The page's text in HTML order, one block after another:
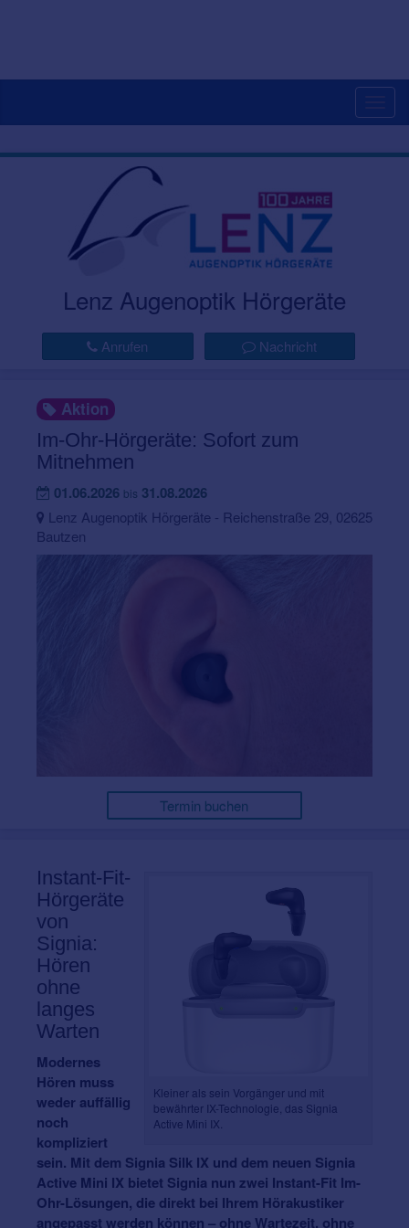
Lenz Augenoptik Hörgeräte
Anrufen Nachricht
Aktion
Im-Ohr-Hörgeräte: Sofort zum
Mitnehmen
01.06.2026 bis 31.08.2026
Lenz Augenoptik Hörgeräte - Reichenstraße 29, 02625
Bautzen
Termin buchen
Kleiner als sein Vorgänger und mit
bewährter IX-Technologie, das Signia
Active Mini IX.
Instant-Fit-
Hörgeräte
von
Signia:
Hören
ohne
langes
Warten
Modernes
Hören muss
weder auffällig
noch
kompliziert
sein. Mit dem Signia Silk IX und dem neuen Signia
Active Mini IX bietet Signia nun zwei Instant-Fit Im-
Ohr-Lösungen, die direkt bei Ihrem Hörakustiker
angepasst werden können – ohne Wartezeit, ohne